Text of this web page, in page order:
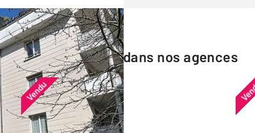
Les biens vendus dans nos agences
Vendu